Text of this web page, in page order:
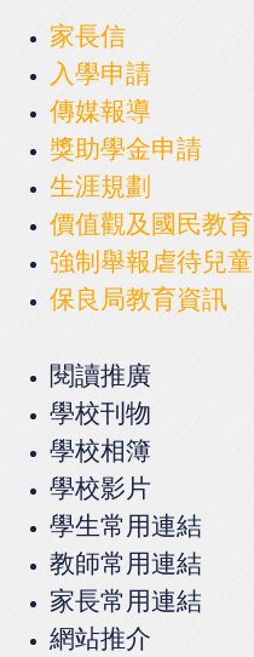
家長信
入學申請
傳媒報導
獎助學金申請
生涯規劃
價值觀及國民教育
強制舉報虐待兒童
保良局教育資訊
閱讀推廣
學校刊物
學校相簿
學校影片
學生常用連結
教師常用連結
家長常用連結
網站推介